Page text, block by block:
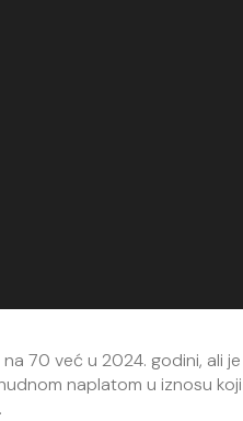
70 već u 2024. godini, ali je
naplatom u iznosu koji